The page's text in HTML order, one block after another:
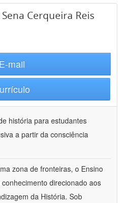
Cerqueira Reis
E-mail
história para estudantes
a partir da consciência
zona de fronteiras, o Ensino
direcionado aos
da História. Sob